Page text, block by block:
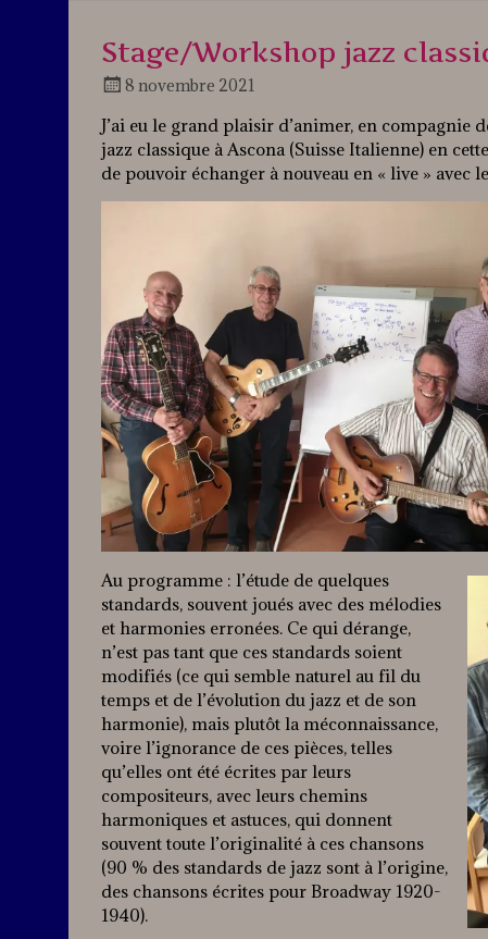
Stage/Workshop jazz
8 novembre 2021
Jazz
J’ai eu le grand plaisir d’animer, en compagnie
jazz classique à Ascona (Suisse Italienne) en
de pouvoir échanger à nouveau en « live » avec
Au programme : l’étude de quelques
standards, souvent joués avec des mélodies
et harmonies erronées. Ce qui dérange,
n’est pas tant que ces standards soient
modifiés (ce qui semble naturel au fil du
temps et de l’évolution du jazz et de son
harmonie), mais plutôt la méconnaissance,
voire l’ignorance de ces pièces, telles
qu’elles ont été écrites par leurs
compositeurs, avec leurs chemins
harmoniques et astuces, qui donnent
souvent toute l’originalité à ces chansons
(90 % des standards de jazz sont à l’origine,
des chansons écrites pour Broadway 1920-
1940).